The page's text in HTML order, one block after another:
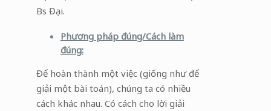
Bs Đại.
Phương pháp đúng/Cách làm
đúng:
Để hoàn thành một việc (giống như để
giải một bài toán), chúng ta có nhiều
cách khác nhau. Có cách cho lời giải